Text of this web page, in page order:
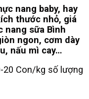
nang baby, hay
thước nhỏ, giá
nang sữa Bình
ngon, cơm dày
nấu mì cay…
20 Con/kg số lượng